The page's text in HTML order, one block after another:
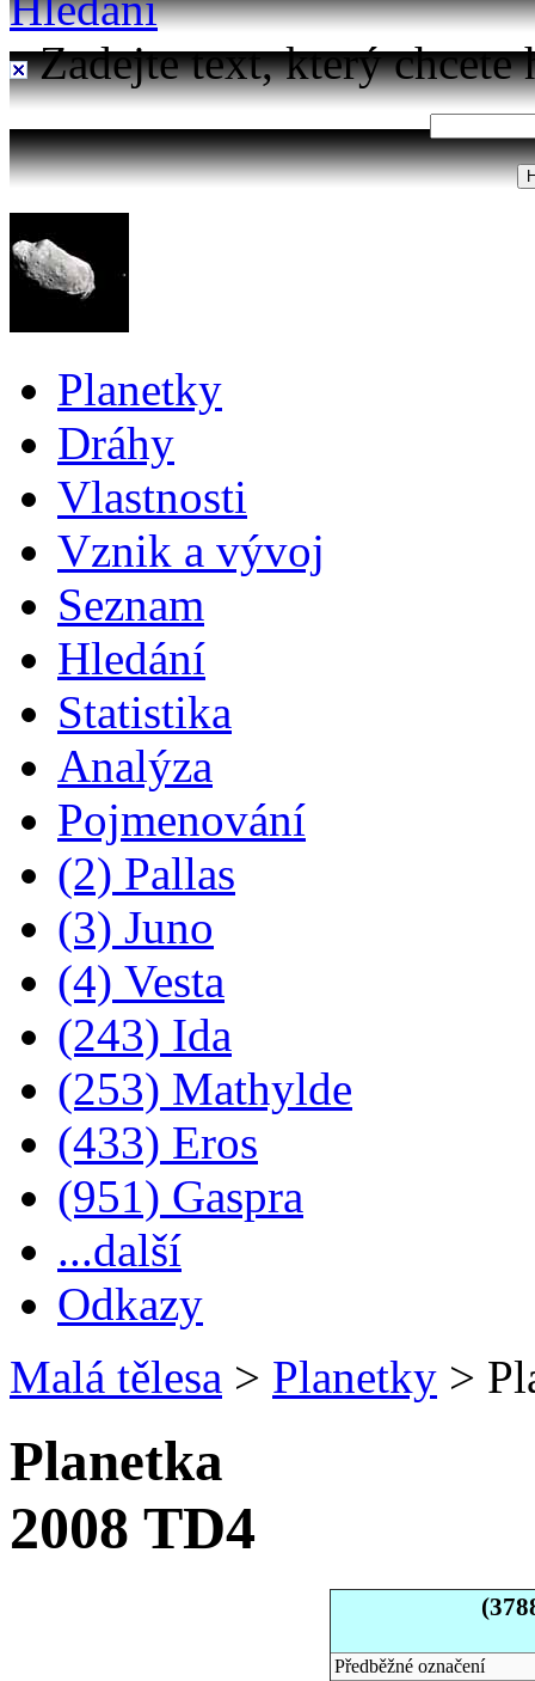
Zadejte text, který chcete
Planetky
Dráhy
Vlastnosti
Vznik a vývoj
Seznam
Hledání
Statistika
Analýza
Pojmenování
(2) Pallas
(3) Juno
(4) Vesta
(243) Ida
(253) Mathylde
(433) Eros
(951) Gaspra
...další
Odkazy
Malá tělesa > Planetky >
Planetka
2008 TD4
Předběžné označení